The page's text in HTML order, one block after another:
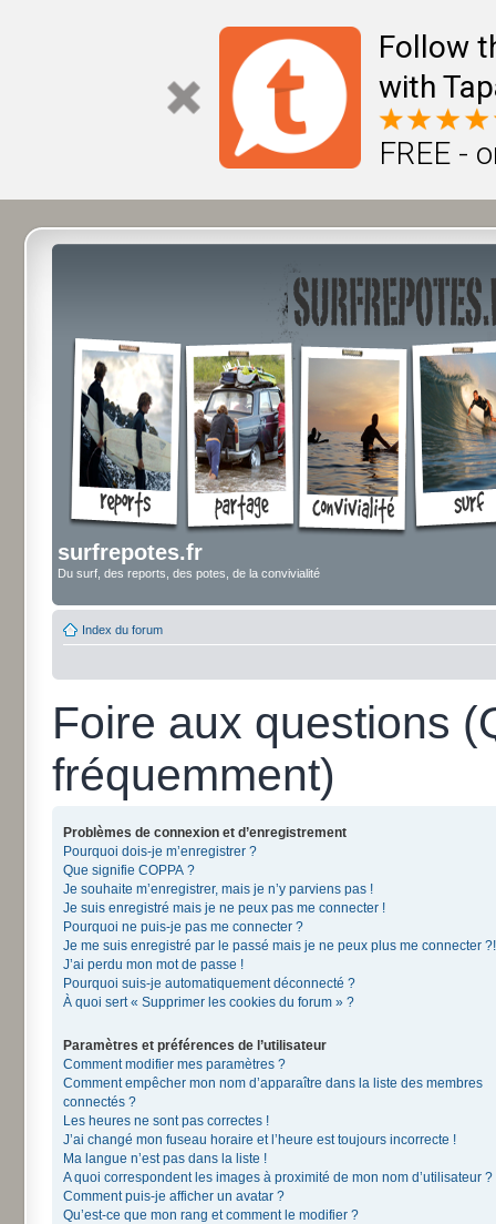
Follow
with
FREE -
surfrepotes.fr
Du surf, des reports, des potes, de la convivialité
Index du forum
Foire aux questions
fréquemment)
Problèmes de connexion et d’enregistrement
Pourquoi dois-je m’enregistrer ?
Que signifie COPPA ?
Je souhaite m’enregistrer, mais je n’y parviens pas !
Je suis enregistré mais je ne peux pas me connecter !
Pourquoi ne puis-je pas me connecter ?
Je me suis enregistré par le passé mais je ne peux plus me connecter ?!
J’ai perdu mon mot de passe !
Pourquoi suis-je automatiquement déconnecté ?
À quoi sert « Supprimer les cookies du forum » ?
Paramètres et préférences de l’utilisateur
Comment modifier mes paramètres ?
Comment empêcher mon nom d’apparaître dans la liste des membres
connectés ?
Les heures ne sont pas correctes !
J’ai changé mon fuseau horaire et l’heure est toujours incorrecte !
Ma langue n’est pas dans la liste !
A quoi correspondent les images à proximité de mon nom d’utilisateur ?
Comment puis-je afficher un avatar ?
Qu’est-ce que mon rang et comment le modifier ?